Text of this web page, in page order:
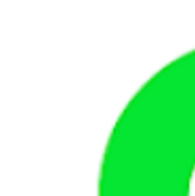
습니다. 특히 100여 개
유아, 교육, 드라마, 예능
제약 없이 바로 TV보기
필요한 권한을 요구하거